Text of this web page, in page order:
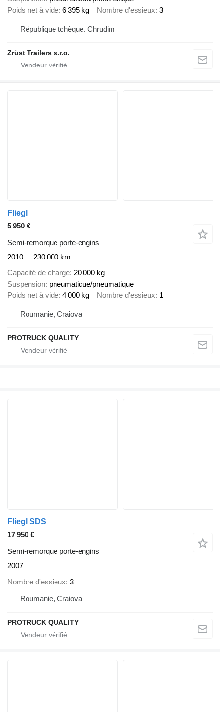
Poids net à vide 6 395 kg Nombre d'essieux 3
République tchèque, Chrudim
Zrůst Trailers s.r.o.
Fliegl
5 950 €
Semi-remorque porte-engins
2010
230 000 km
Capacité de charge 20 000 kg
Suspension pneumatique/pneumatique
Poids net à vide 4 000 kg Nombre d'essieux 1
Roumanie, Craiova
PROTRUCK QUALITY
Fliegl SDS
17 950 €
Semi-remorque porte-engins
2007
Nombre d'essieux 3
Roumanie, Craiova
PROTRUCK QUALITY